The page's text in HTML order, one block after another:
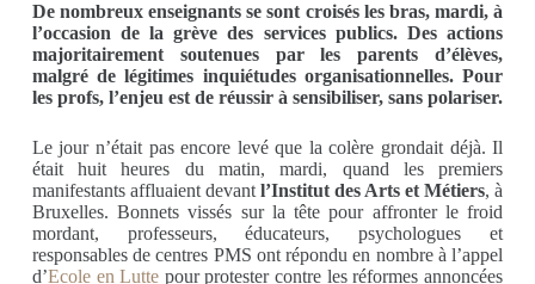
De nombreux enseignants se sont croisés les bras, mardi, à
l’occasion de la grève des services publics. Des actions
majoritairement soutenues par les parents d’élèves,
malgré de légitimes inquiétudes organisationnelles. Pour
les profs, l’enjeu est de réussir à sensibiliser, sans polariser.
Le jour n’était pas encore levé que la colère grondait déjà. Il
était huit heures du matin, mardi, quand les premiers
manifestants affluaient devant l’Institut des Arts et Métiers, à
Bruxelles. Bonnets vissés sur la tête pour affronter le froid
mordant, professeurs, éducateurs, psychologues et
responsables de centres PMS ont répondu en nombre à l’appel
d’Ecole en Lutte pour protester contre les réformes annoncées